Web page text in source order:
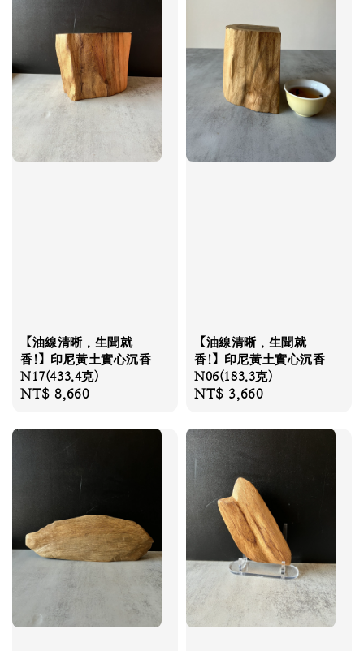
【油線清晰，生聞就
香!】印尼黃土實心沉香
N17(433.4克)
Regular
NT$ 8,660
【油線清晰，生聞就
香!】印尼黃土實心沉香
N06(183.3克)
Regular
NT$ 3,660